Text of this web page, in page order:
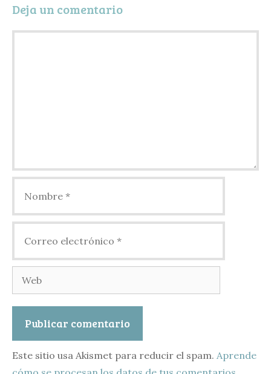
Deja un comentario
electrónico
Web
Este sitio usa Akismet para reducir el spam. Aprende